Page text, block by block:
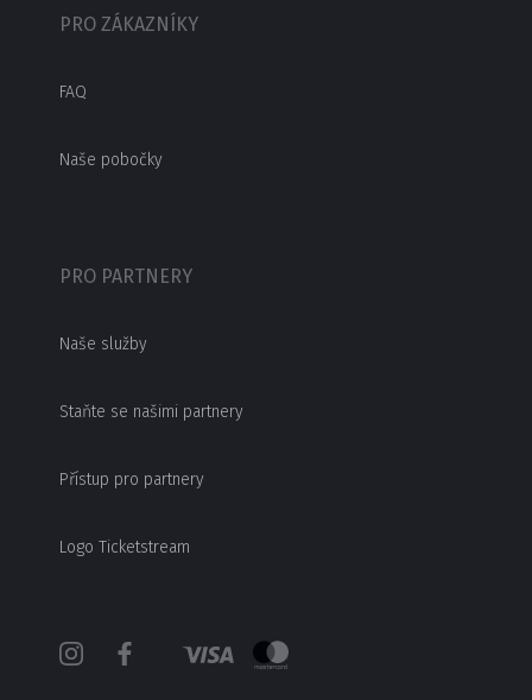
PRO ZÁKAZNÍKY
FAQ
Naše pobočky
PRO PARTNERY
Naše služby
Staňte se našimi partnery
Přístup pro partnery
Logo Ticketstream